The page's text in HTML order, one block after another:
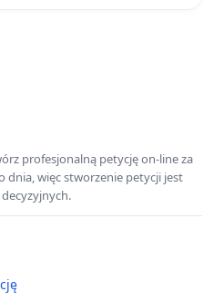
profesjonalną petycję on-line za
dnia, więc stworzenie petycji jest